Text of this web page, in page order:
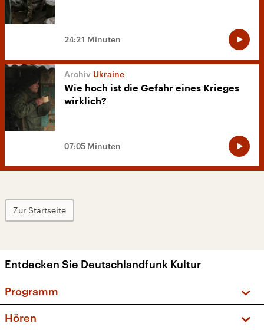
24:21 Minuten
Ukraine
Wie hoch ist die Gefahr eines Krieges
wirklich?
07:05 Minuten
Zur Startseite
Entdecken Sie Deutschlandfunk Kultur
Programm
Hören